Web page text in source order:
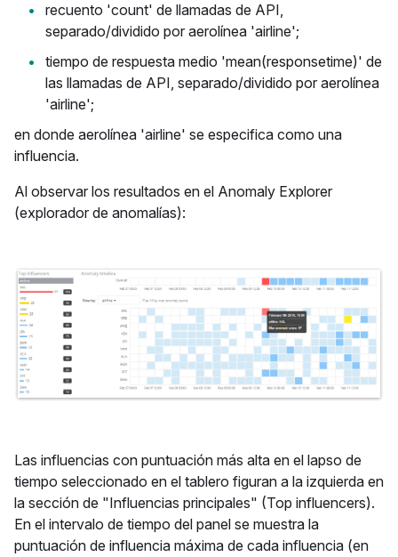
recuento 'count' de llamadas de API,
separado/dividido por aerolínea 'airline';
tiempo de respuesta medio 'mean(responsetime)' de
las llamadas de API, separado/dividido por aerolínea
'airline';
en donde aerolínea 'airline' se especifica como una
influencia.
Al observar los resultados en el Anomaly Explorer
(explorador de anomalías):
Las influencias con puntuación más alta en el lapso de
tiempo seleccionado en el tablero figuran a la izquierda en
la sección de "Influencias principales" (Top influencers).
En el intervalo de tiempo del panel se muestra la
puntuación de influencia máxima de cada influencia (en